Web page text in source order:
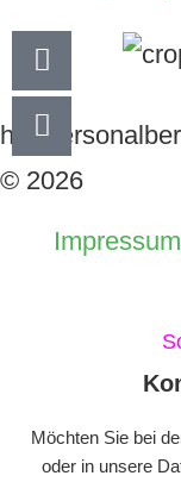
h2r-
© 2026
Impressum
Möchten Sie bei
oder in unsere